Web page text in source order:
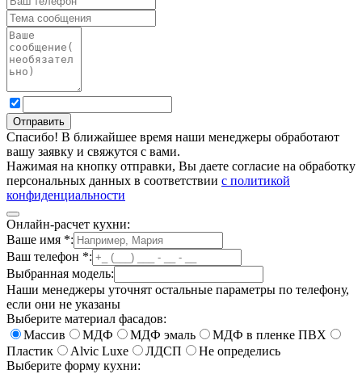
Спасибо! В ближайшее время наши менеджеры обработают
вашу заявку и свяжутся с вами.
Нажимая на кнопку отправки, Вы даете согласие на обработку
персональных данных в соответствии с политикой
конфиденциальности
Онлайн-расчет кухни:
Ваше имя *:
Ваш телефон *:
Выбранная модель:
Наши менеджеры уточнят остальные параметры по телефону,
если они не указаны
Выберите материал фасадов:
Массив
МДФ МДФ эмаль
МДФ в пленке ПВХ
Пластик
Alvic Luxe ЛДСП
Не определись
Выберите форму кухни: